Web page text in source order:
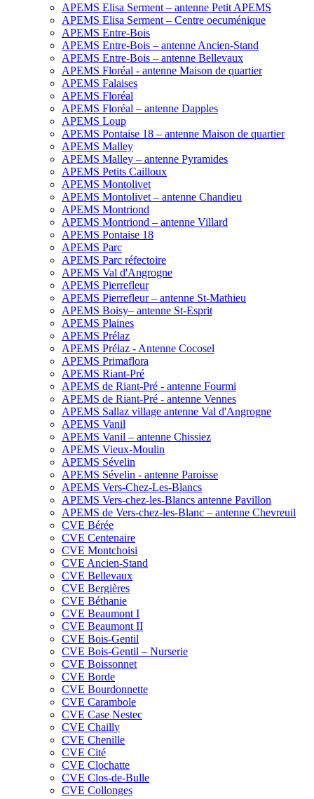
APEMS Elisa Serment – antenne Petit APEMS
APEMS Elisa Serment – Centre oecuménique
APEMS Entre-Bois
APEMS Entre-Bois – antenne Ancien-Stand
APEMS Entre-Bois – antenne Bellevaux
APEMS Floréal - antenne Maison de quartier
APEMS Falaises
APEMS Floréal
APEMS Floréal – antenne Dapples
APEMS Loup
APEMS Pontaise 18 – antenne Maison de quartier
APEMS Malley
APEMS Malley – antenne Pyramides
APEMS Petits Cailloux
APEMS Montolivet
APEMS Montolivet – antenne Chandieu
APEMS Montriond
APEMS Montriond – antenne Villard
APEMS Pontaise 18
APEMS Parc
APEMS Parc réfectoire
APEMS Val d'Angrogne
APEMS Pierrefleur
APEMS Pierrefleur – antenne St-Mathieu
APEMS Boisy– antenne St-Esprit
APEMS Plaines
APEMS Prélaz
APEMS Prélaz - Antenne Cocosel
APEMS Primaflora
APEMS Riant-Pré
APEMS de Riant-Pré - antenne Fourmi
APEMS de Riant-Pré - antenne Vennes
APEMS Sallaz village antenne Val d'Angrogne
APEMS Vanil
APEMS Vanil – antenne Chissiez
APEMS Vieux-Moulin
APEMS Sévelin
APEMS Sévelin - antenne Paroisse
APEMS Vers-Chez-Les-Blancs
APEMS Vers-chez-les-Blancs antenne Pavillon
APEMS de Vers-chez-les-Blanc – antenne Chevreuil
CVE Bérée
CVE Centenaire
CVE Montchoisi
CVE Ancien-Stand
CVE Bellevaux
CVE Bergières
CVE Béthanie
CVE Beaumont I
CVE Beaumont II
CVE Bois-Gentil
CVE Bois-Gentil – Nurserie
CVE Boissonnet
CVE Borde
CVE Bourdonnette
CVE Carambole
CVE Case Nestec
CVE Chailly
CVE Chenille
CVE Cité
CVE Clochatte
CVE Clos-de-Bulle
CVE Collonges